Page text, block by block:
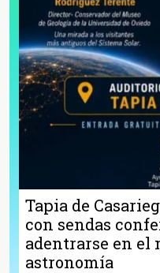
Tapia de
con sendas
adentrarse en el
astronomía